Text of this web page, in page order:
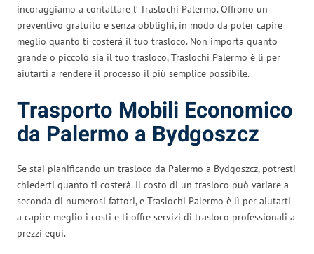
incoraggiamo a contattare l’ Traslochi Palermo. Offrono un
preventivo gratuito e senza obblighi, in modo da poter capire
meglio quanto ti costerà il tuo trasloco. Non importa quanto
grande o piccolo sia il tuo trasloco, Traslochi Palermo è lì per
aiutarti a rendere il processo il più semplice possibile.
Trasporto Mobili Economico
da Palermo a Bydgoszcz
Se stai pianificando un trasloco da Palermo a Bydgoszcz, potresti
chiederti quanto ti costerà. Il costo di un trasloco può variare a
seconda di numerosi fattori, e Traslochi Palermo è lì per aiutarti
a capire meglio i costi e ti offre servizi di trasloco professionali a
prezzi equi.